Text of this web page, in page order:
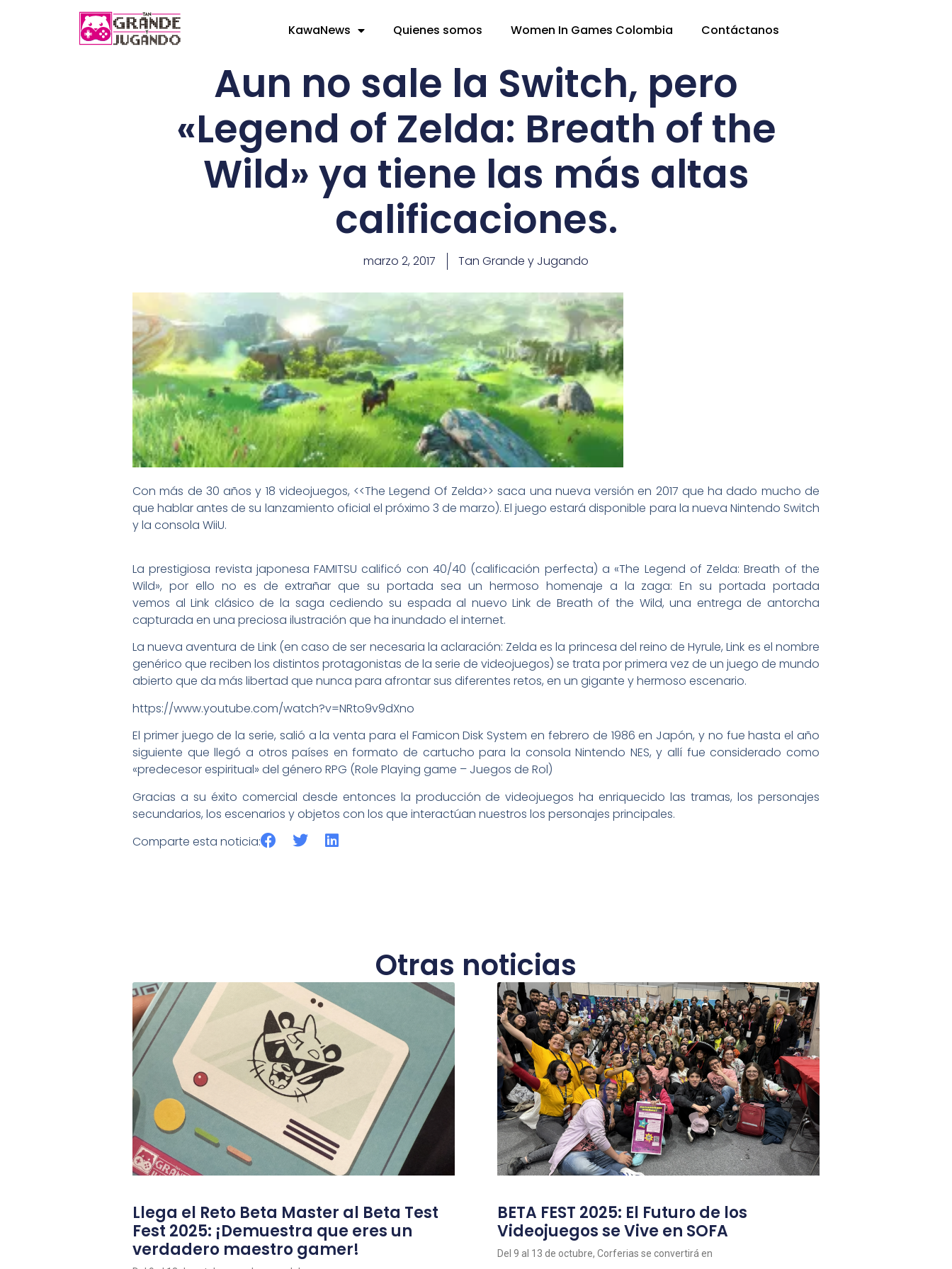
KawaNews Quienes somos Women In Games Colombia Contáctanos
Aun no sale la Switch, pero
«Legend of Zelda: Breath of the
Wild» ya tiene las más altas
calificaciones.
marzo 2, 2017 Tan Grande y Jugando
Con más de 30 años y 18 videojuegos, <<The Legend Of Zelda>> saca una nueva versión en 2017 que ha dado mucho de
que hablar antes de su lanzamiento oficial el próximo 3 de marzo). El juego estará disponible para la nueva Nintendo Switch
y la consola WiiU.
La prestigiosa revista japonesa FAMITSU calificó con 40/40 (calificación perfecta) a «The Legend of Zelda: Breath of the
Wild», por ello no es de extrañar que su portada sea un hermoso homenaje a la zaga: En su portada portada
vemos al Link clásico de la saga cediendo su espada al nuevo Link de Breath of the Wild, una entrega de antorcha
capturada en una preciosa ilustración que ha inundado el internet.
La nueva aventura de Link (en caso de ser necesaria la aclaración: Zelda es la princesa del reino de Hyrule, Link es el nombre
genérico que reciben los distintos protagonistas de la serie de videojuegos) se trata por primera vez de un juego de mundo
abierto que da más libertad que nunca para afrontar sus diferentes retos, en un gigante y hermoso escenario.
https://www.youtube.com/watch?v=NRto9v9dXno
El primer juego de la serie, salió a la venta para el Famicon Disk System en febrero de 1986 en Japón, y no fue hasta el año
siguiente que llegó a otros países en formato de cartucho para la consola Nintendo NES, y allí fue considerado como
«predecesor espiritual» del género RPG (Role Playing game – Juegos de Rol)
Gracias a su éxito comercial desde entonces la producción de videojuegos ha enriquecido las tramas, los personajes
secundarios, los escenarios y objetos con los que interactúan nuestros los personajes principales.
Comparte esta noticia:
Otras noticias
Llega el Reto Beta Master al Beta Test
Fest 2025: ¡Demuestra que eres un
verdadero maestro gamer!
BETA FEST 2025: El Futuro de los
Videojuegos se Vive en SOFA
Del 9 al 13 de octubre, Corferias se convertirá en